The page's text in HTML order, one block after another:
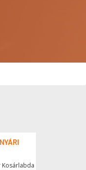
Kosárlabda